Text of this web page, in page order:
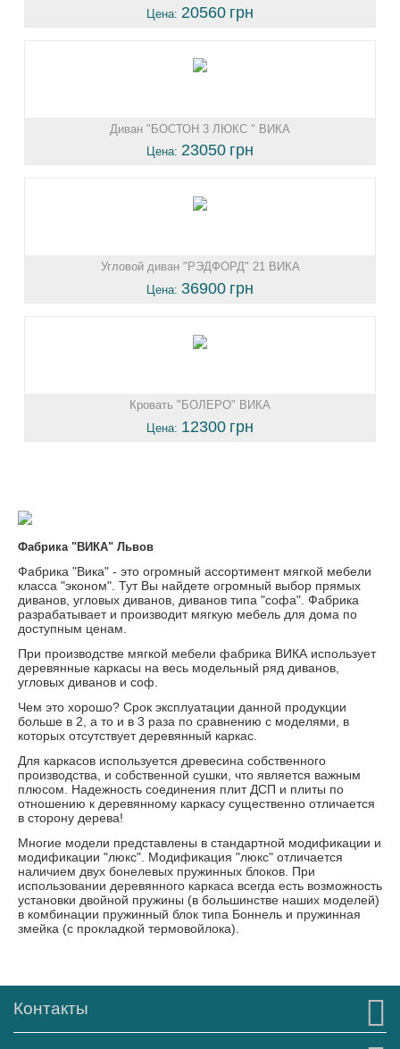
Цена: 20560 грн
Диван "БОСТОН 3 ЛЮКС " ВИКА
Цена: 23050 грн
Угловой диван "РЭДФОРД" 21 ВИКА
Цена: 36900 грн
Кровать "БОЛЕРО" ВИКА
Цена: 12300 грн
Фабрика "ВИКА" Львов
Фабрика "Вика" - это огромный ассортимент мягкой мебели
класса "эконом". Тут Вы найдете огромный выбор прямых
диванов, угловых диванов, диванов типа "софа". Фабрика
разрабатывает и производит мягкую мебель для дома по
доступным ценам.
При производстве мягкой мебели фабрика ВИКА использует
деревянные каркасы на весь модельный ряд диванов,
угловых диванов и соф.
Чем это хорошо? Срок эксплуатации данной продукции
больше в 2, а то и в 3 раза по сравнению с моделями, в
которых отсутствует деревянный каркас.
Для каркасов используется древесина собственного
производства, и собственной сушки, что является важным
плюсом. Надежность соединения плит ДСП и плиты по
отношению к деревянному каркасу существенно отличается
в сторону дерева!
Многие модели представлены в стандартной модификации и
модификации "люкс". Модификация "люкс" отличается
наличием двух бонелевых пружинных блоков. При
использовании деревянного каркаса всегда есть возможность
установки двойной пружины (в большинстве наших моделей)
в комбинации пружинный блок типа Боннель и пружинная
змейка (с прокладкой термовойлока).
Контакты